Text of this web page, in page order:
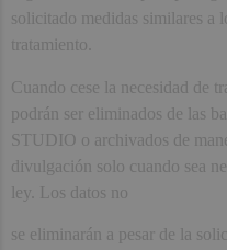
solicitado medidas similares a
tratamiento.
Cuando cese la necesidad de
podrán ser eliminados de las
STUDIO o archivados de
divulgación solo cuando sea
ley. Los datos no
se eliminarán a pesar de la